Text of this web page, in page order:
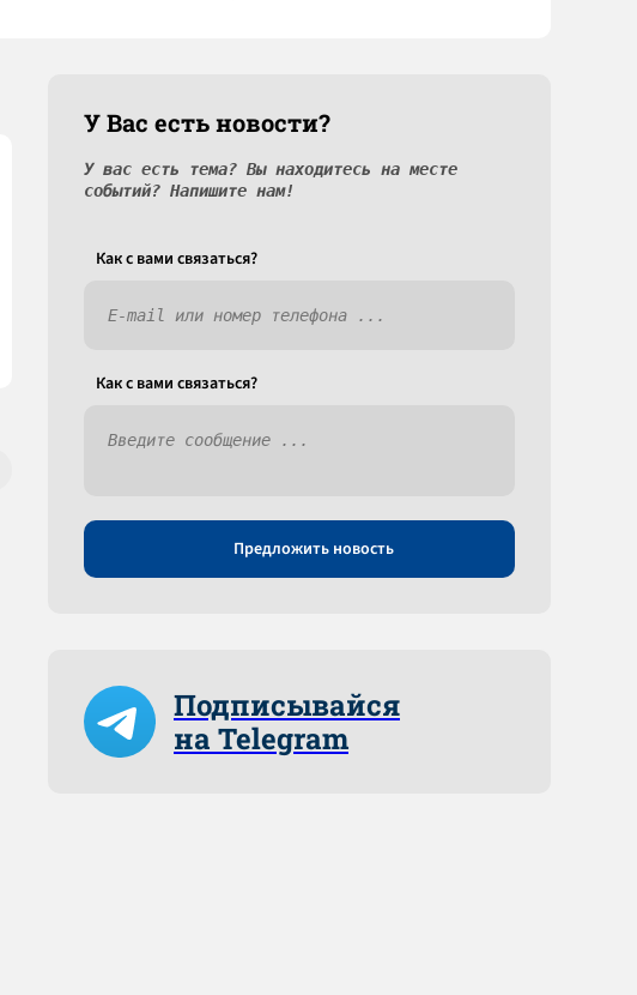
У Вас есть новости?
У вас есть тема? Вы находитесь на месте
событий? Напишите нам!
Как c вами связаться?
Как c вами связаться?
Предложить новость
Подписывайся
на Telegram